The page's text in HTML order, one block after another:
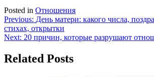
Posted in Отношения
Навигация
по
Previous: День матери: какого числа,
стихах, открытки
Next: 20 причин, которые разрушают
Related Posts